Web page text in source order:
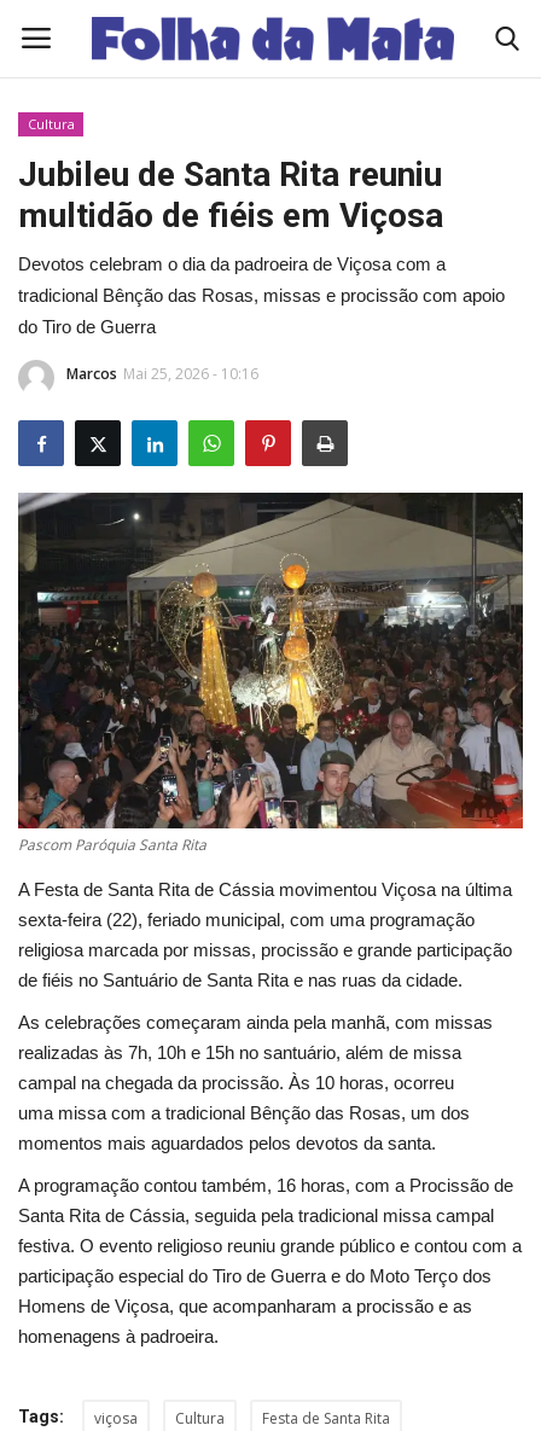
Quem Somos
Como Anunciar
Contato
Polícia/Acidente
Viçosa
Cultura
UFV
Oportunidade
Sua Cidade
Tempo
Saúde
Política
Trânsito
Segurança Pública
Economia
Educação
Esporte
Solidariedade
Cultura
Jubileu de Santa Rita reuniu
multidão de fiéis em Viçosa
Devotos celebram o dia da padroeira de Viçosa com a
tradicional Bênção das Rosas, missas e procissão com apoio
do Tiro de Guerra
Marcos Mai 25, 2026 - 10:16
Pascom Paróquia Santa Rita
A Festa de Santa Rita de Cássia movimentou Viçosa na última
sexta-feira (22), feriado municipal, com uma programação
religiosa marcada por missas, procissão e grande participação
de fiéis no Santuário de Santa Rita e nas ruas da cidade.
As celebrações começaram ainda pela manhã, com missas
realizadas às 7h, 10h e 15h no santuário, além de missa
campal na chegada da procissão. Às 10 horas, ocorreu
uma missa com a tradicional Bênção das Rosas, um dos
momentos mais aguardados pelos devotos da santa.
A programação contou também, 16 horas, com a Procissão de
Santa Rita de Cássia, seguida pela tradicional missa campal
festiva. O evento religioso reuniu grande público e contou com a
participação especial do Tiro de Guerra e do Moto Terço dos
Homens de Viçosa, que acompanharam a procissão e as
homenagens à padroeira.
Tags: viçosa Cultura Festa de Santa Rita